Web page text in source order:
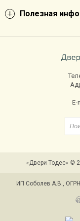
Полезная
E-
«Двери Тодес» ©
ИП Соболев А.В.,